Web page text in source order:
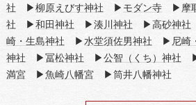
社 ▶ 柳原えびす神社 ▶ モダン寺▶ 摩
社 ▶ 和田神社 ▶ 湊川神社 ▶ 高砂神社
崎・生島神社 ▶ 水堂須佐男神社 ▶ 尼崎
神社 ▶ 冨松神社 ▶ 公智（くち）神社
満宮▶ 魚崎八幡宮▶筒井八幡神社